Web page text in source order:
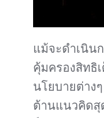
แม้จะดำเนิน
คุ้มครองสิทธิ
นโยบายต่าง
ต้านแนวคิดสุ